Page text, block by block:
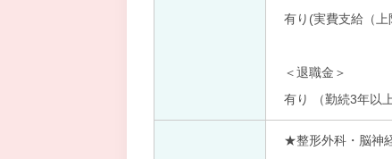
有り(実費支給（上
＜退職金＞
有り （勤続3年以上
★整形外科・脳神